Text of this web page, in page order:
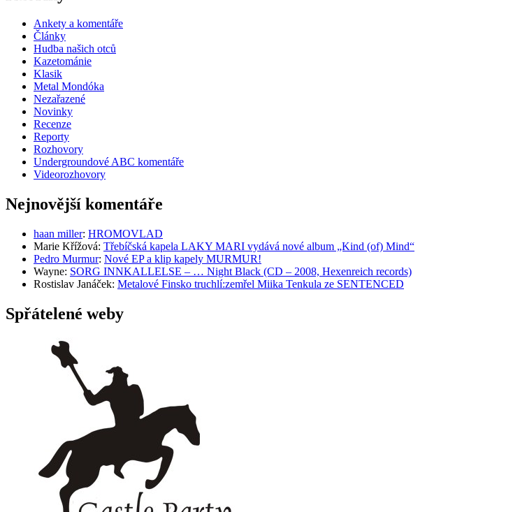
Ankety a komentáře
Články
Hudba našich otců
Kazetománie
Klasik
Metal Mondóka
Nezařazené
Novinky
Recenze
Reporty
Rozhovory
Undergroundové ABC komentáře
Videorozhovory
Nejnovější komentáře
haan miller: HROMOVLAD
Marie Křížová: Třebíčská kapela LAKY MARI vydává nové album „Kind (of) Mind“
Pedro Murmur: Nové EP a klip kapely MURMUR!
Wayne: SORG INNKALLELSE – … Night Black (CD – 2008, Hexenreich records)
Rostislav Janáček: Metalové Finsko truchlí:zemřel Miika Tenkula ze SENTENCED
Spřátelené weby